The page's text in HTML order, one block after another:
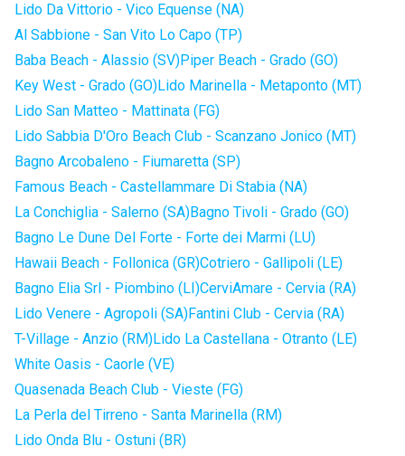
Lido Da Vittorio - Vico Equense (NA)
Al Sabbione - San Vito Lo Capo (TP)
Baba Beach - Alassio (SV)Piper Beach - Grado (GO)
Key West - Grado (GO)Lido Marinella - Metaponto (MT)
Lido San Matteo - Mattinata (FG)
Lido Sabbia D'Oro Beach Club - Scanzano Jonico (MT)
Bagno Arcobaleno - Fiumaretta (SP)
Famous Beach - Castellammare Di Stabia (NA)
La Conchiglia - Salerno (SA)Bagno Tivoli - Grado (GO)
Bagno Le Dune Del Forte - Forte dei Marmi (LU)
Hawaii Beach - Follonica (GR)Cotriero - Gallipoli (LE)
Bagno Elia Srl - Piombino (LI)CerviAmare - Cervia (RA)
Lido Venere - Agropoli (SA)Fantini Club - Cervia (RA)
T-Village - Anzio (RM)Lido La Castellana - Otranto (LE)
White Oasis - Caorle (VE)
Quasenada Beach Club - Vieste (FG)
La Perla del Tirreno - Santa Marinella (RM)
Lido Onda Blu - Ostuni (BR)